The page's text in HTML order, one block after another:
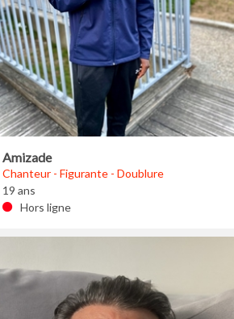
Amizade
Chanteur - Figurante - Doublure
19 ans
Hors ligne